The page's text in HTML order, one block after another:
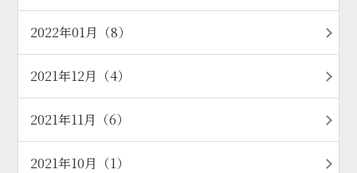
2022年01月（8）
2021年12月（4）
2021年11月（6）
2021年10月（1）